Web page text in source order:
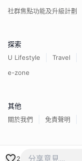
2
社群焦點功能及升級計劃
探索
U Lifestyle Travel
e-zone
其他
關於我們 免責聲明
香港經濟日報版權所有©